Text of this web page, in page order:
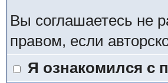
Вы соглашаетесь не
правом, если
Я ознакомился с